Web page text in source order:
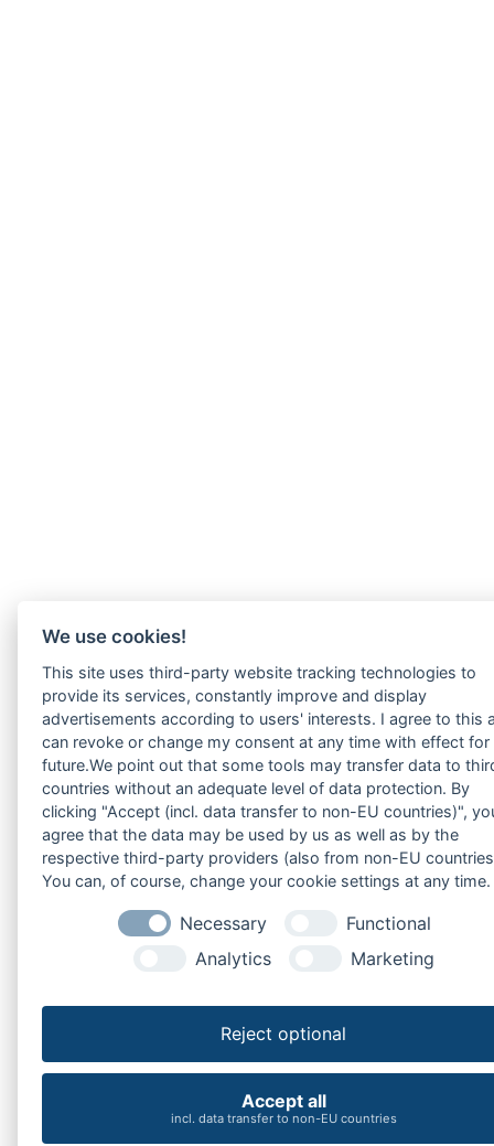
We use cookies!
This site uses third-party website tracking technologies to
provide its services, constantly improve and display
advertisements according to users' interests. I agree to this
can revoke or change my consent at any time with effect for
future.We point out that some tools may transfer data to
countries without an adequate level of data protection. By
clicking "Accept (incl. data transfer to non-EU countries)",
agree that the data may be used by us as well as by the
respective third-party providers (also from non-EU
You can, of course, change your cookie settings at any time.
Necessary
Functional
Analytics
Marketing
Reject optional
Accept all
incl. data transfer to non-EU countries